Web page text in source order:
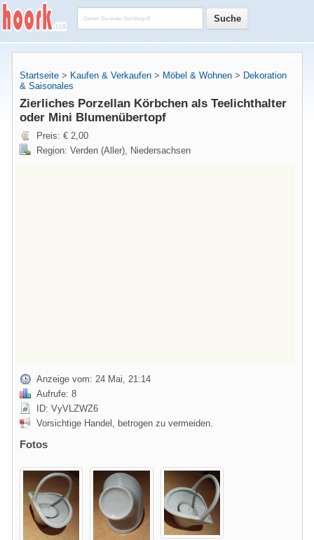
Startseite > Kaufen & Verkaufen > Möbel & Wohnen > Dekoration
& Saisonales
Zierliches Porzellan Körbchen als Teelichthalter
oder Mini Blumenübertopf
Preis: € 2,00
Region: Verden (Aller), Niedersachsen
Anzeige vom: 24 Mai, 21:14
Aufrufe: 8
ID: VyVLZWZ6
Vorsichtige Handel, betrogen zu vermeiden.
Fotos